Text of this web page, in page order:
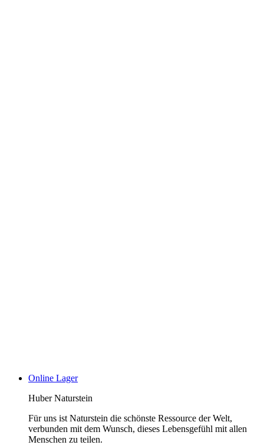
Online Lager
Huber Naturstein
Für uns ist Naturstein die schönste Ressource der Welt,
verbunden mit dem Wunsch, dieses Lebensgefühl mit allen
Menschen zu teilen.